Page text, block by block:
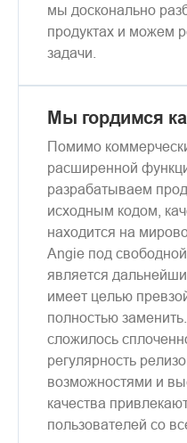
мы досконально
продуктах и можем
задачи.
Мы гордимся
Помимо
расширенной
разрабатываем
исходным кодом,
находится на
Angie под
является
имеет целью
полностью
сложилось
регулярность
возможностями и
качества
пользователей со